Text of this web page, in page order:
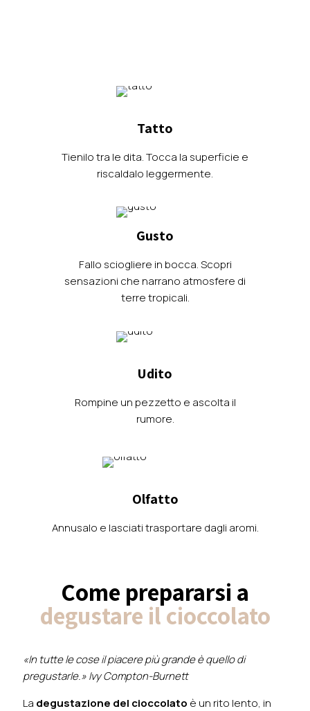
Tatto
Tienilo tra le dita. Tocca la superficie e
riscaldalo leggermente.
Gusto
Fallo sciogliere in bocca. Scopri
sensazioni che narrano atmosfere di
terre tropicali.
Udito
Rompine un pezzetto e ascolta il
rumore.
Olfatto
Annusalo e lasciati trasportare dagli aromi.
Come prepararsi a
degustare il cioccolato
«In tutte le cose il piacere più grande è quello di
pregustarle.» Ivy Compton-Burnett
La degustazione del cioccolato è un rito lento, in